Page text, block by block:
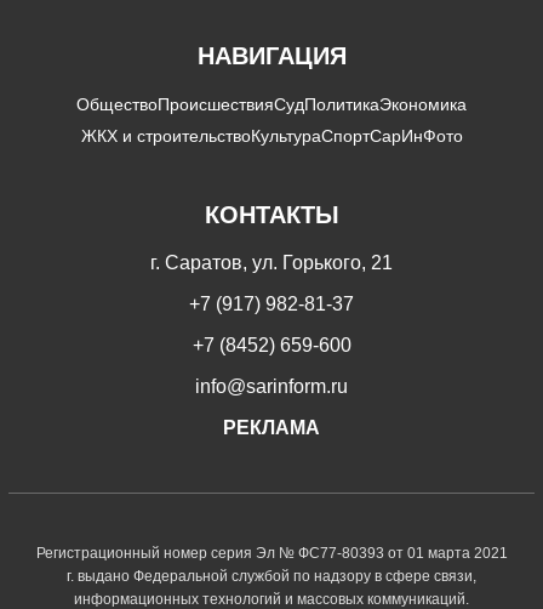
НАВИГАЦИЯ
ОбществоПроисшествияСудПолитикаЭкономика
ЖКХ и строительствоКультураСпортСарИнФото
КОНТАКТЫ
г. Саратов, ул. Горького, 21
+7 (917) 982-81-37
+7 (8452) 659-600
info@sarinform.ru
РЕКЛАМА
Регистрационный номер серия Эл № ФС77-80393 от 01 марта 2021
г. выдано Федеральной службой по надзору в сфере связи,
информационных технологий и массовых коммуникаций.